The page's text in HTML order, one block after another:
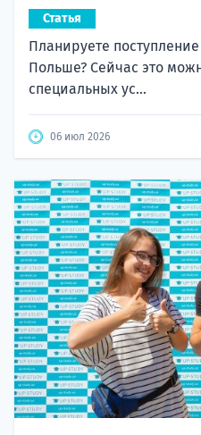
Статья
Планируете
Польше? Сейчас это
специальных ус...
06 июл 2026